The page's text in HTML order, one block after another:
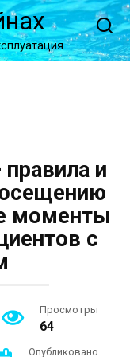
и
моменты
с
Просмотры
64
Опубликовано